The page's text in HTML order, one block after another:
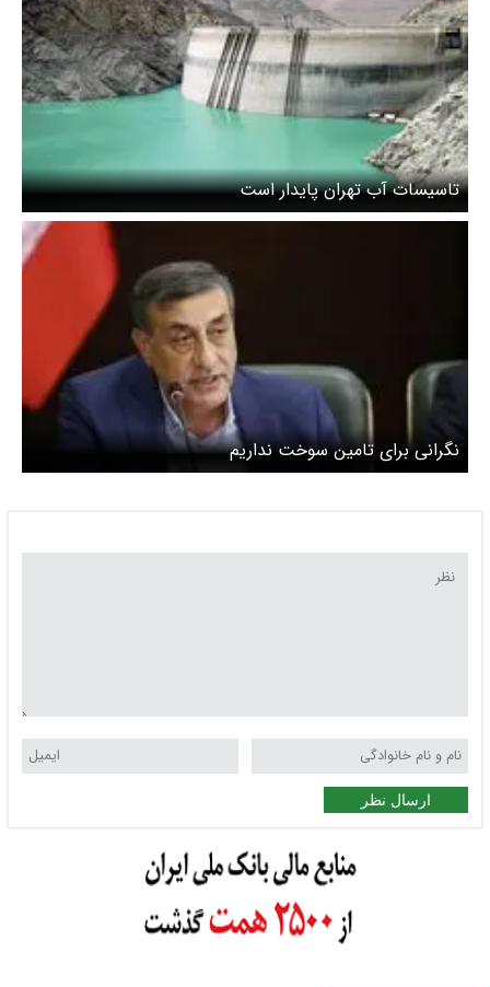
تاسیسات آب تهران پایدار است
نگرانی برای تامین سوخت نداریم
ارسال نظر